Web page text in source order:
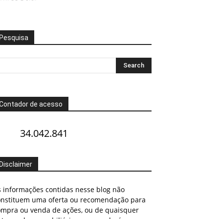
Pesquisa
de acesso
34.042.841
Disclaimer
informações contidas nesse blog não
uma oferta ou recomendação para
ou venda de ações, ou de quaisquer